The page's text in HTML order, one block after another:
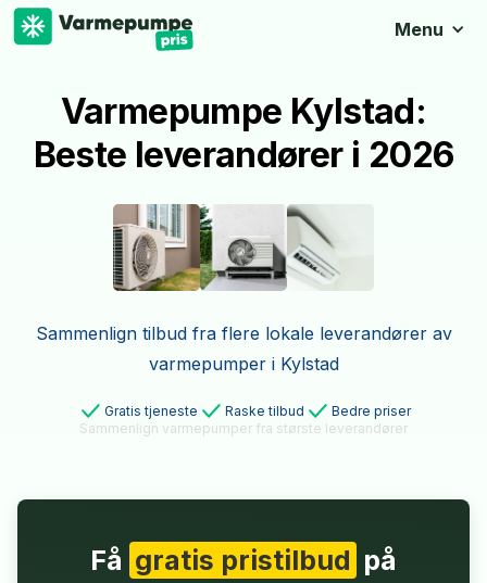
Menu
Varmepumpe Kylstad:
Beste leverandører i 2026
Sammenlign tilbud fra flere lokale leverandører av
varmepumper i Kylstad
Gratis tjeneste Raske tilbud
Bedre priser
Sammenlign varmepumper fra største leverandører
Få gratis pristilbud på